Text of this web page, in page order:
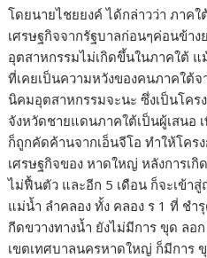
โดยนายไชยยงค์ ได้กล่าวว่า ภาค
เศรษฐกิจจากรัฐบาลก่อนๆค่อนข้า
อุตสาหกรรมไม่เกิดขึ้นในภาคใต้ แ
ที่เคยเป็นความหวังของคนภาคใต้
นิคมอุตสาหกรรมจะนะ ซึ่งเป็นโคร
จังหวัดชายแดนภาคใต้เป็นผู้เสน
ก็ถูกคัดค้านจากเอ็นจีโอ ทำให้โคร
เศรษฐกิจของ หาดใหญ่ หลังการเ
ไม่ฟื้นตัว และอีก 5 เดือน ก็จะเข้า
แม่น้ำ ลำคลอง ทั้ง คลอง ร 1 ที่ ชำ
กีดขวางทางน้ำ ยังไม่มีการ ขุด ล
เขตเทศบาลนครหาดใหญ่ ก็มีการ